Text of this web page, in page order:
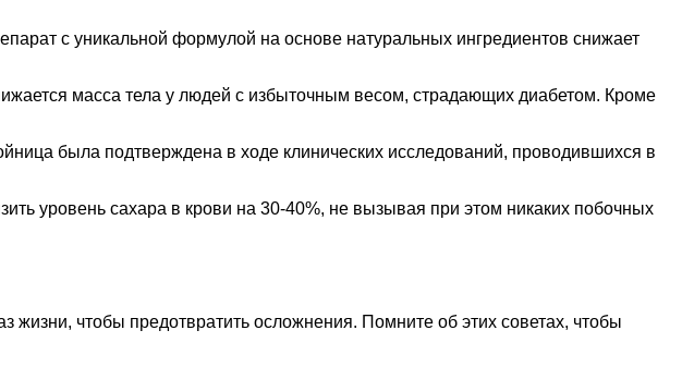
с уникальной формулой на основе натуральных ингредиентов снижает
масса тела у людей с избыточным весом, страдающих диабетом. Кроме
была подтверждена в ходе клинических исследований, проводившихся в
уровень сахара в крови на 30-40%, не вызывая при этом никаких побочных
чтобы предотвратить осложнения. Помните об этих советах, чтобы